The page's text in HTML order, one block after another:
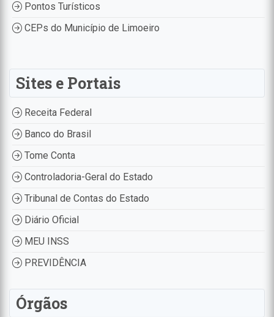
Pontos Turísticos
CEPs do Município de Limoeiro
Sites e Portais
Receita Federal
Banco do Brasil
Tome Conta
Controladoria-Geral do Estado
Tribunal de Contas do Estado
Diário Oficial
MEU INSS
PREVIDÊNCIA
Órgãos